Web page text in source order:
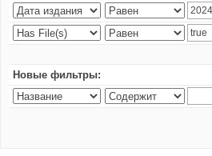
Новые фильтры: